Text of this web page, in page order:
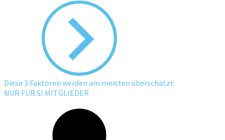
Diese 3 Faktoren werden am meisten überschätzt
NUR FÜR SI MITGLIEDER